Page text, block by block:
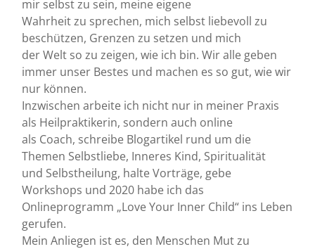
mir selbst zu sein, meine eigene
Wahrheit zu sprechen, mich selbst liebevoll zu
beschützen, Grenzen zu setzen und mich
der Welt so zu zeigen, wie ich bin. Wir alle geben
immer unser Bestes und machen es so gut, wie wir
nur können.
Inzwischen arbeite ich nicht nur in meiner Praxis
als Heilpraktikerin, sondern auch online
als Coach, schreibe Blogartikel rund um die
Themen Selbstliebe, Inneres Kind, Spiritualität
und Selbstheilung, halte Vorträge, gebe
Workshops und 2020 habe ich das
Onlineprogramm „Love Your Inner Child“ ins Leben
gerufen.
Mein Anliegen ist es, den Menschen Mut zu